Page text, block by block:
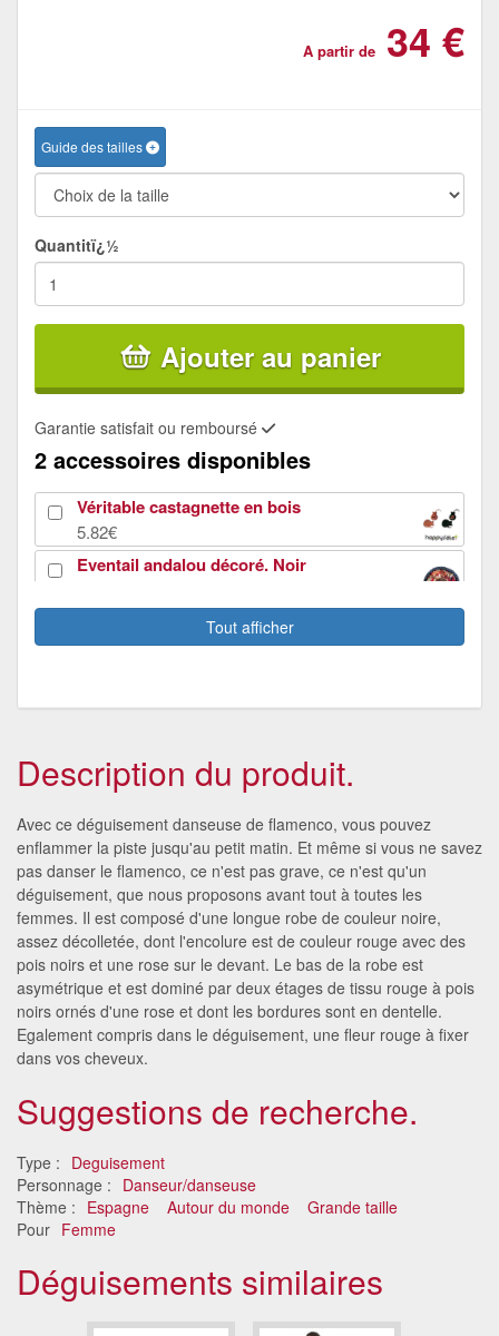
A partir de 34 €
Guide des tailles
Quantitï¿½
Ajouter au panier
Garantie satisfait ou remboursé
2 accessoires disponibles
Véritable castagnette en bois
5.82€
Eventail andalou décoré. Noir
Tout afficher
Description du produit.
Avec ce déguisement danseuse de flamenco, vous pouvez
enflammer la piste jusqu'au petit matin. Et même si vous ne savez
pas danser le flamenco, ce n'est pas grave, ce n'est qu'un
déguisement, que nous proposons avant tout à toutes les
femmes. Il est composé d'une longue robe de couleur noire,
assez décolletée, dont l'encolure est de couleur rouge avec des
pois noirs et une rose sur le devant. Le bas de la robe est
asymétrique et est dominé par deux étages de tissu rouge à pois
noirs ornés d'une rose et dont les bordures sont en dentelle.
Egalement compris dans le déguisement, une fleur rouge à fixer
dans vos cheveux.
Suggestions de recherche.
Type : Deguisement
Personnage : Danseur/danseuse
Thème : Espagne Autour du monde
Grande taille
Pour Femme
Déguisements similaires